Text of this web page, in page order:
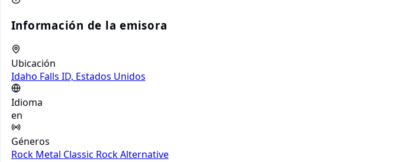
Información de la emisora
Ubicación
Idaho Falls ID, Estados Unidos
Idioma
en
Géneros
Rock Metal Classic RockAlternative